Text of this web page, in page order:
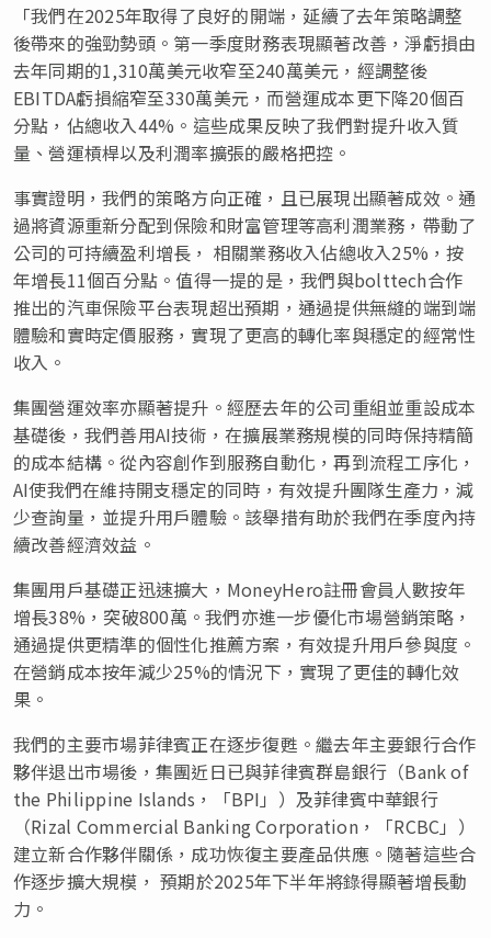
「我們在2025年取得了良好的開端，延續了去年策略調整
後帶來的強勁勢頭。第一季度財務表現顯著改善，淨虧損由
去年同期的1,310萬美元收窄至240萬美元，經調整後
EBITDA虧損縮窄至330萬美元，而營運成本更下降20個百
分點，佔總收入44%。這些成果反映了我們對提升收入質
量、營運槓桿以及利潤率擴張的嚴格把控。
事實證明，我們的策略方向正確，且已展現出顯著成效。通
過將資源重新分配到保險和財富管理等高利潤業務，帶動了
公司的可持續盈利增長， 相關業務收入佔總收入25%，按
年增長11個百分點。值得一提的是，我們與bolttech合作
推出的汽車保險平台表現超出預期，通過提供無縫的端到端
體驗和實時定價服務，實現了更高的轉化率與穩定的經常性
收入。
集團營運效率亦顯著提升。經歷去年的公司重組並重設成本
基礎後，我們善用AI技術，在擴展業務規模的同時保持精簡
的成本結構。從內容創作到服務自動化，再到流程工序化，
AI使我們在維持開支穩定的同時，有效提升團隊生產力，減
少查詢量，並提升用戶體驗。該舉措有助於我們在季度內持
續改善經濟效益。
集團用戶基礎正迅速擴大，MoneyHero註冊會員人數按年
增長38%，突破800萬。我們亦進一步優化市場營銷策略，
通過提供更精準的個性化推薦方案，有效提升用戶參與度。
在營銷成本按年減少25%的情況下，實現了更佳的轉化效
果。
我們的主要市場菲律賓正在逐步復甦。繼去年主要銀行合作
夥伴退出市場後，集團近日已與菲律賓群島銀行（Bank of
the Philippine Islands，「BPI」）及菲律賓中華銀行
（Rizal Commercial Banking Corporation，「RCBC」）
建立新合作夥伴關係，成功恢復主要產品供應。隨著這些合
作逐步擴大規模， 預期於2025年下半年將錄得顯著增長動
力。